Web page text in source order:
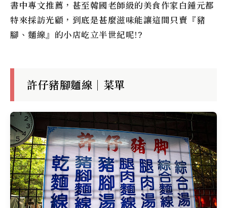
書中專文推薦，甚至韓國老師級的美食作家白鍾元都
特來採訪光顧，到底是甚麼滋味能讓這間只賣『豬
腳、麵線』的小店屹立半世紀呢!?
許仔豬腳麵線｜菜單